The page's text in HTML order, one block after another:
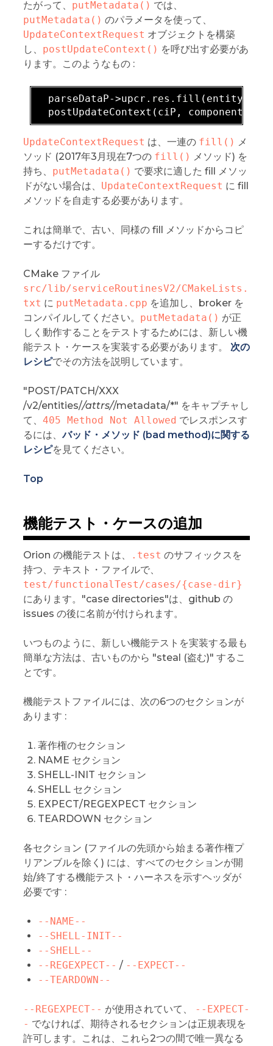
たがって、 putMetadata() では、
putMetadata() のパラメータを使って、
UpdateContextRequest オブジェクトを構築
し、 postUpdateContext() を呼び出す必要があ
ります。このようなもの :
  parseDataP->upcr
.res .fill (entityId,
postUpdateContext(ciP, components,
UpdateContextRequest は、一連の fill() メ
ソッド (2017年3月現在7つの fill() メソッド) を
持ち、 putMetadata() で要求に適した fill メソッ
ドがない場合は、 UpdateContextRequest に fill
メソッドを自走する必要があります。
これは簡単で、古い、同様の fill メソッドからコピ
ーするだけです。
CMake ファイル
src/lib/serviceRoutinesV2/CMakeLists.
txt に putMetadata.cpp を追加し、broker を
コンパイルしてください。 putMetadata() が正
しく動作することをテストするためには、新しい機
能テスト・ケースを実装する必要があります。 次の
レシピでその方法を説明しています。
"POST/PATCH/XXX
/v2/entities//attrs//metadata/*" をキャプチャし
て、 405 Method Not Allowed でレスポンスす
るには、バッド・メソッド (bad method)に関する
レシピを見てください。
Top
機能テスト・ケースの追加
Orion の機能テストは、 .test のサフィックスを
持つ、テキスト・ファイルで、
test/functionalTest/cases/{case-dir}
にあります。"case directories"は、github の
issues の後に名前が付けられます。
いつものように、新しい機能テストを実装する最も
簡単な方法は、古いものから "steal (盗む)" するこ
とです。
機能テストファイルには、次の6つのセクションが
あります :
著作権のセクション
NAME セクション
SHELL-INIT セクション
SHELL セクション
EXPECT/REGEXPECT セクション
TEARDOWN セクション
各セクション (ファイルの先頭から始まる著作権プ
リアンブルを除く) には、すべてのセクションが開
始/終了する機能テスト・ハーネスを示すヘッダが
必要です :
--NAME--
--SHELL-INIT--
--SHELL--
--REGEXPECT-- / --EXPECT--
--TEARDOWN--
--REGEXPECT-- が使用されていて、
--EXPECT-
- でなければ、期待されるセクションは正規表現を
許可します。これは、これら2つの間で唯一異なる